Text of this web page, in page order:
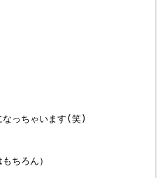
なっちゃいます(笑)
ちろん）